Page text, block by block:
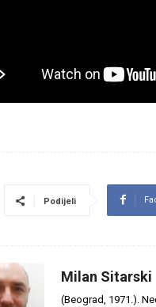
Podijeli
Milan Sitarski
(Beograd, 1971.).